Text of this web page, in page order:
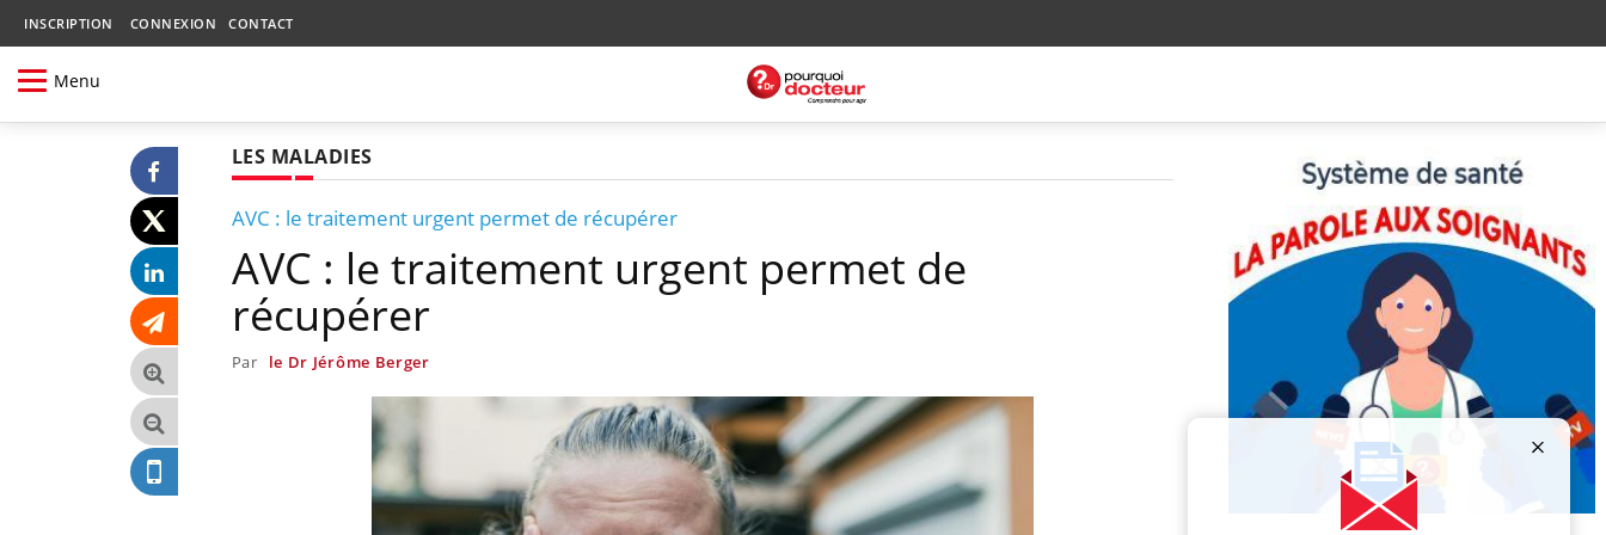
INSCRIPTION CONNEXION CONTACT
Menu
LES MALADIES
AVC : le traitement urgent permet de récupérer
AVC : le traitement urgent permet de
récupérer
Par le Dr Jérôme Berger